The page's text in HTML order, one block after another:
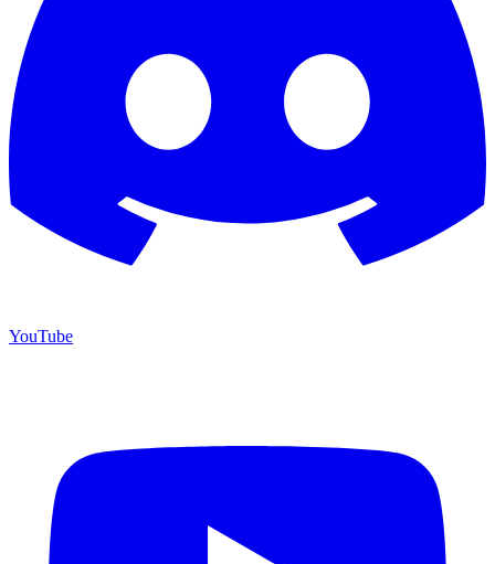
YouTube